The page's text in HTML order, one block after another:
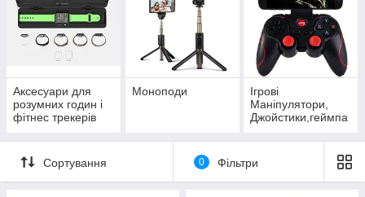
Аксесуари для
розумних годин і
фітнес трекерів
Моноподи
Ігрові
Маніпулятори,
Джойстики,геймпа
Сортування 0 Фільтри